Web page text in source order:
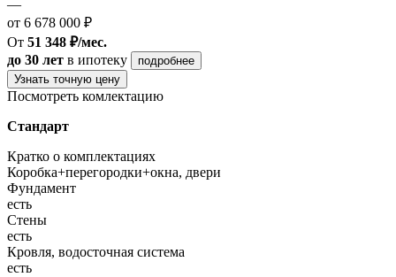
—
от 6 678 000 ₽
От 51 348 ₽/мес.
до 30 лет в ипотеку
подробнее
Узнать точную цену
Посмотреть комлектацию
Стандарт
Кратко о комплектациях
Коробка+перегородки+окна, двери
Фундамент
есть
Стены
есть
Кровля, водосточная система
есть